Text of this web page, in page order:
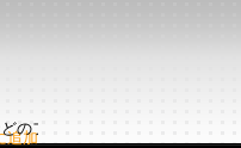
追加
リーメールでご注文のお客様